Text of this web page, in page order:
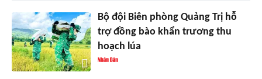
Bộ đội Biên phòng Quảng Trị hỗ
trợ đồng bào khẩn trương thu
hoạch lúa